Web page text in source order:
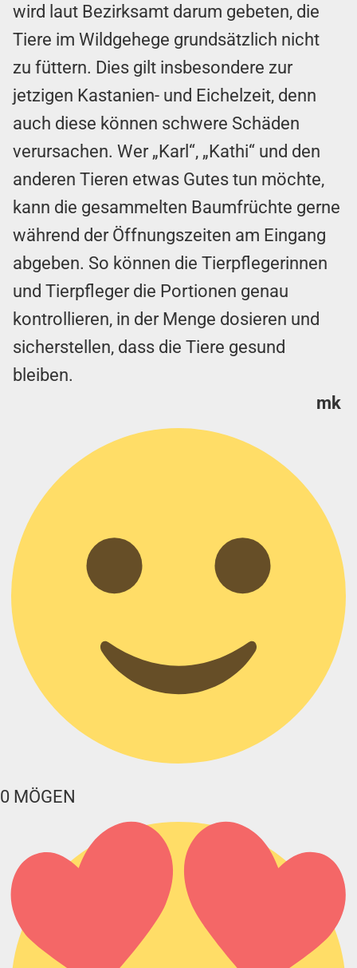
wird laut Bezirksamt darum gebeten, die
Tiere im Wildgehege grundsätzlich nicht
zu füttern. Dies gilt insbesondere zur
jetzigen Kastanien- und Eichelzeit, denn
auch diese können schwere Schäden
verursachen. Wer „Karl“, „Kathi“ und den
anderen Tieren etwas Gutes tun möchte,
kann die gesammelten Baumfrüchte gerne
während der Öffnungszeiten am Eingang
abgeben. So können die Tierpflegerinnen
und Tierpfleger die Portionen genau
kontrollieren, in der Menge dosieren und
sicherstellen, dass die Tiere gesund
bleiben.
mk
0 MÖGEN